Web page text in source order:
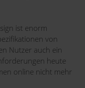
ist enorm
von
Nutzer auch ein
heute
online nicht mehr